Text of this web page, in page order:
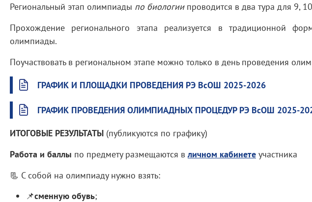
Региональный этап олимпиады по биологиипроводится в два тура для 9,
Прохождение регионального этапа реализуется в традиционной
олимпиады.
Поучаствовать в региональном этапе можно только в день проведения
ГРАФИК И ПЛОЩАДКИ ПРОВЕДЕНИЯ РЭ ВсОШ 2025-2026
ГРАФИК ПРОВЕДЕНИЯ ОЛИМПИАДНЫХ ПРОЦЕДУР РЭ ВсОШ 2025-
ИТОГОВЫЕ РЕЗУЛЬТАТЫ (публикуются по графику)
Работа и баллы по предмету размещаются вличном кабинете участника
📃 С собой на олимпиаду нужно взять:
📌сменную обувь;